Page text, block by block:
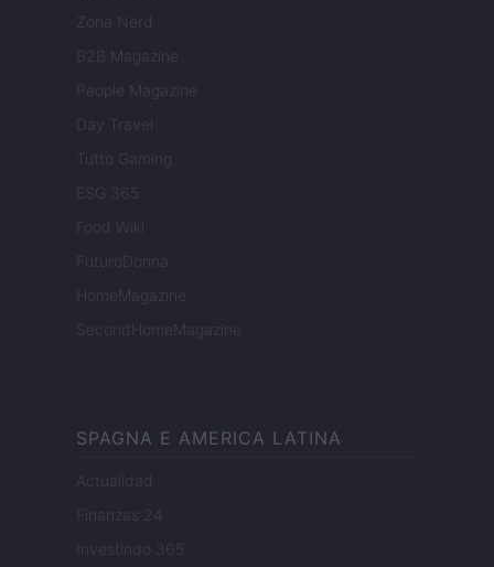
Zona Nerd
B2B Magazine
People Magazine
Day Travel
Tutto Gaming
ESG 365
Food Wiki
FuturoDonna
HomeMagazine
SecondHomeMagazine
SPAGNA E AMERICA LATINA
Actualidad
Finanzas 24
Investindo 365